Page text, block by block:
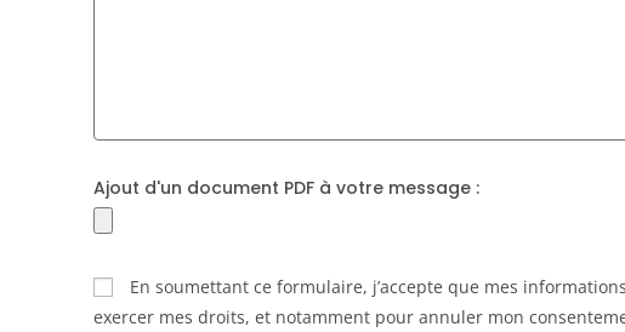
Ajout d'un document PDF à votre message :
En soumettant ce formulaire, j’accepte que mes
exercer mes droits, et notamment pour annuler mon